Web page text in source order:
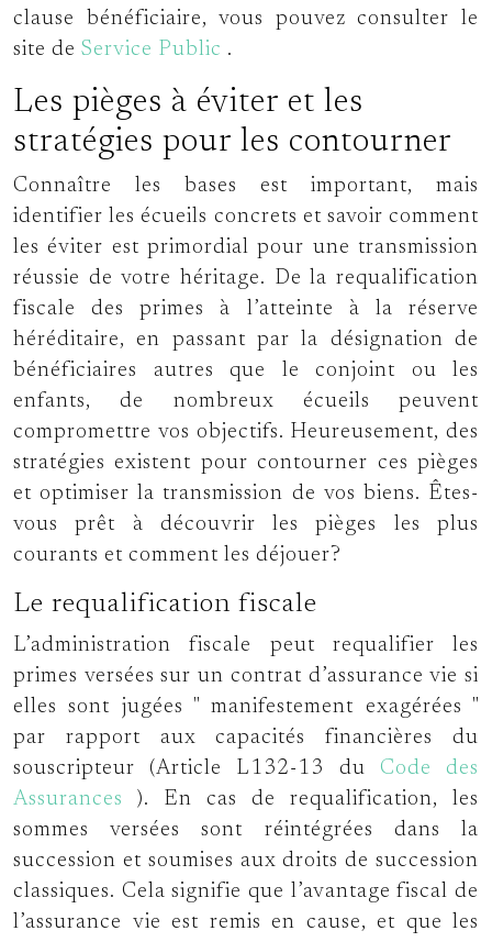
clause bénéficiaire, vous pouvez consulter le
site de Service Public .
Les pièges à éviter et les
stratégies pour les contourner
Connaître les bases est important, mais
identifier les écueils concrets et savoir comment
les éviter est primordial pour une transmission
réussie de votre héritage. De la requalification
fiscale des primes à l’atteinte à la réserve
héréditaire, en passant par la désignation de
bénéficiaires autres que le conjoint ou les
enfants, de nombreux écueils peuvent
compromettre vos objectifs. Heureusement, des
stratégies existent pour contourner ces pièges
et optimiser la transmission de vos biens. Êtes-
vous prêt à découvrir les pièges les plus
courants et comment les déjouer?
Le requalification fiscale
L’administration fiscale peut requalifier les
primes versées sur un contrat d’assurance vie si
elles sont jugées
manifestement exagérées
par rapport aux capacités financières du
souscripteur (Article L132-13 du Code des
Assurances ). En cas de requalification, les
sommes versées sont réintégrées dans la
succession et soumises aux droits de succession
classiques. Cela signifie que l’avantage fiscal de
l’assurance vie est remis en cause, et que les